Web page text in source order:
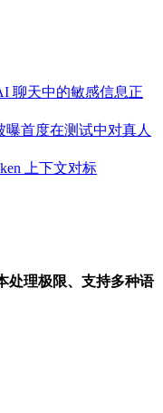
聊天中的敏感信息正
首度在测试中对真人
上下文对标
处理极限、支持多种语